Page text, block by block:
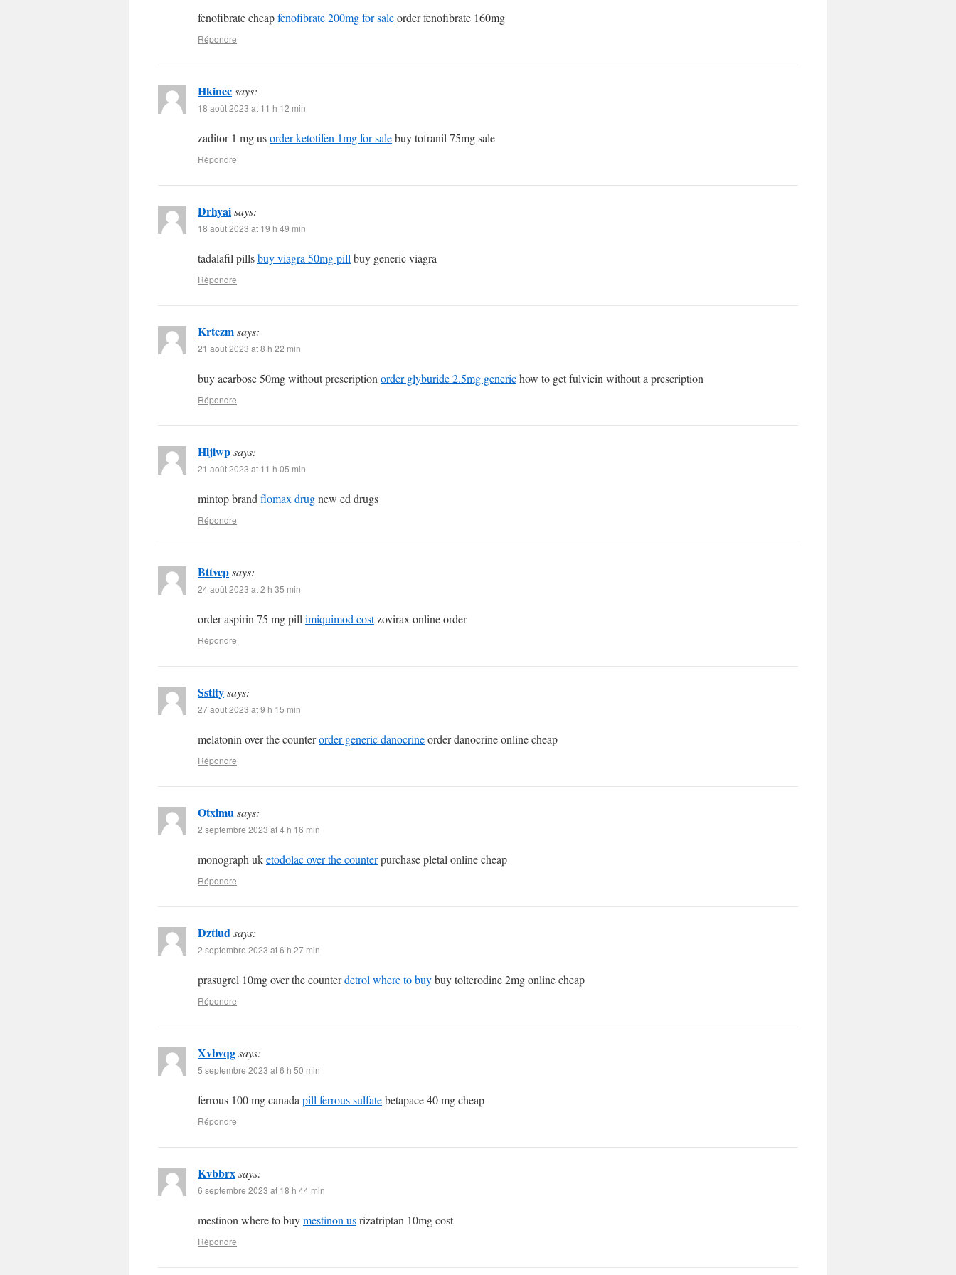
fenofibrate cheapfenofibrate 200mg for saleorder fenofibrate 160mg
Répondre
Hkinecsays:
18 août 2023 at 11 h 12 min
zaditor 1 mg usorder ketotifen 1mg for salebuy tofranil 75mg sale
Répondre
Drhyaisays:
18 août 2023 at 19 h 49 min
tadalafil pillsbuy viagra 50mg pill buy generic viagra
Répondre
Krtczmsays:
21 août 2023 at 8 h 22 min
buy acarbose 50mg without prescription order glyburide 2.5mg generichow to get fulvicin without a prescription
Répondre
Hljiwpsays:
21 août 2023 at 11 h 05 min
mintop brand flomax drugnew ed drugs
Répondre
Bttvcpsays:
24 août 2023 at 2 h 35 min
order aspirin 75 mg pill imiquimod costzovirax online order
Répondre
Sstltysays:
27 août 2023 at 9 h 15 min
melatonin over the counterorder generic danocrineorder danocrine online cheap
Répondre
Otxlmusays:
2 septembre 2023 at 4 h 16 min
monograph uketodolac over the counterpurchase pletal online cheap
Répondre
Dztiudsays:
2 septembre 2023 at 6 h 27 min
prasugrel 10mg over the counterdetrol where to buybuy tolterodine 2mg online cheap
Répondre
Xvbvqgsays:
5 septembre 2023 at 6 h 50 min
ferrous 100 mg canada pill ferrous sulfatebetapace 40 mg cheap
Répondre
Kvbbrxsays:
6 septembre 2023 at 18 h 44 min
mestinon where to buymestinon usrizatriptan 10mg cost
Répondre